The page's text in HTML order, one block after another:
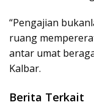
“Pengajian
ruang
antar umat
Kalbar.
Berita Terkait